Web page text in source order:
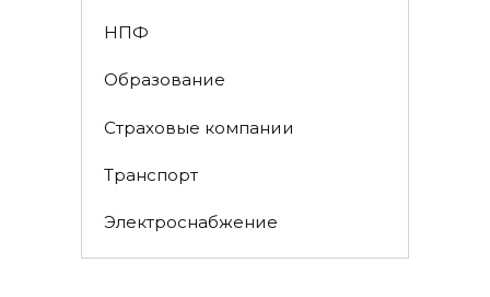
НПФ
Образование
Страховые компании
Транспорт
Электроснабжение